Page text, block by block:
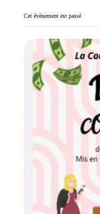
Cet évènement est passé